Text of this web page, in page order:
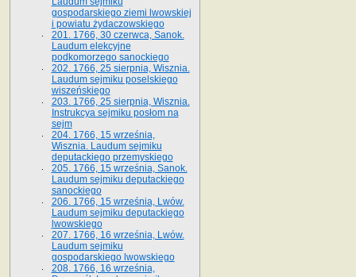
gospodarskiego ziemi lwowskiej
i powiatu żydaczowskiego
201. 1766, 30 czerwca, Sanok.
Laudum elekcyjne
podkomorzego sanockiego
202. 1766, 25 sierpnia, Wisznia.
Laudum sejmiku poselskiego
wiszeńskiego
203. 1766, 25 sierpnia, Wisznia.
Instrukcya sejmiku posłom na
sejm
204. 1766, 15 września,
Wisznia. Laudum sejmiku
deputackiego przemyskiego
205. 1766, 15 września, Sanok.
Laudum sejmiku deputackiego
sanockiego
206. 1766, 15 września, Lwów.
Laudum sejmiku deputackiego
lwowskiego
207. 1766, 16 września, Lwów.
Laudum sejmiku
gospodarskiego lwowskiego
208. 1766, 16 września,